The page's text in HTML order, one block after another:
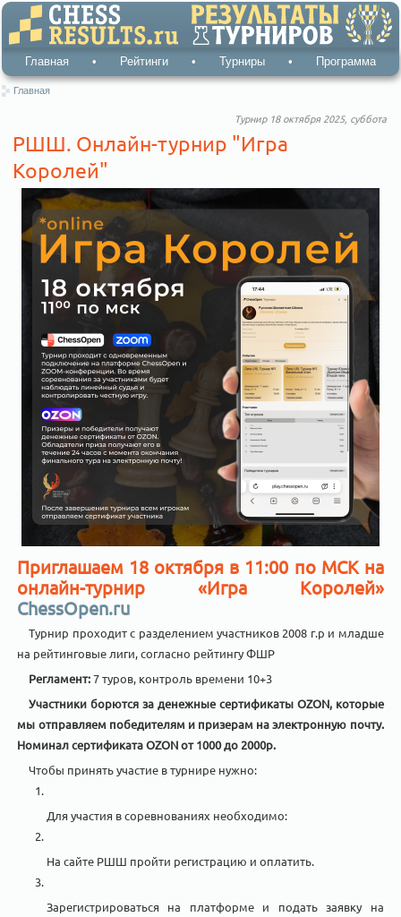
Главная • Рейтинги • Турниры • Программа
Главная
Турнир 18 октября 2025, суббота
РШШ. Онлайн-турнир "Игра
Королей"
Приглашаем 18 октября в 11:00 по МСК на
онлайн-турнир «Игра Королей»
ChessOpen.ru
Турнир проходит с разделением участников 2008 г.р и младше
на рейтинговые лиги, согласно рейтингу ФШР
Регламент:7 туров, контроль времени 10+3
Участники борются за денежные сертификаты OZON, которые
мы отправляем победителям и призерам на электронную почту.
Номинал сертификата OZON от 1000 до 2000р.
Чтобы принять участие в турнире нужно:
Для участия в соревнованиях необходимо:
На сайте РШШ пройти регистрацию и оплатить.
Зарегистрироваться на платформе и подать заявку на